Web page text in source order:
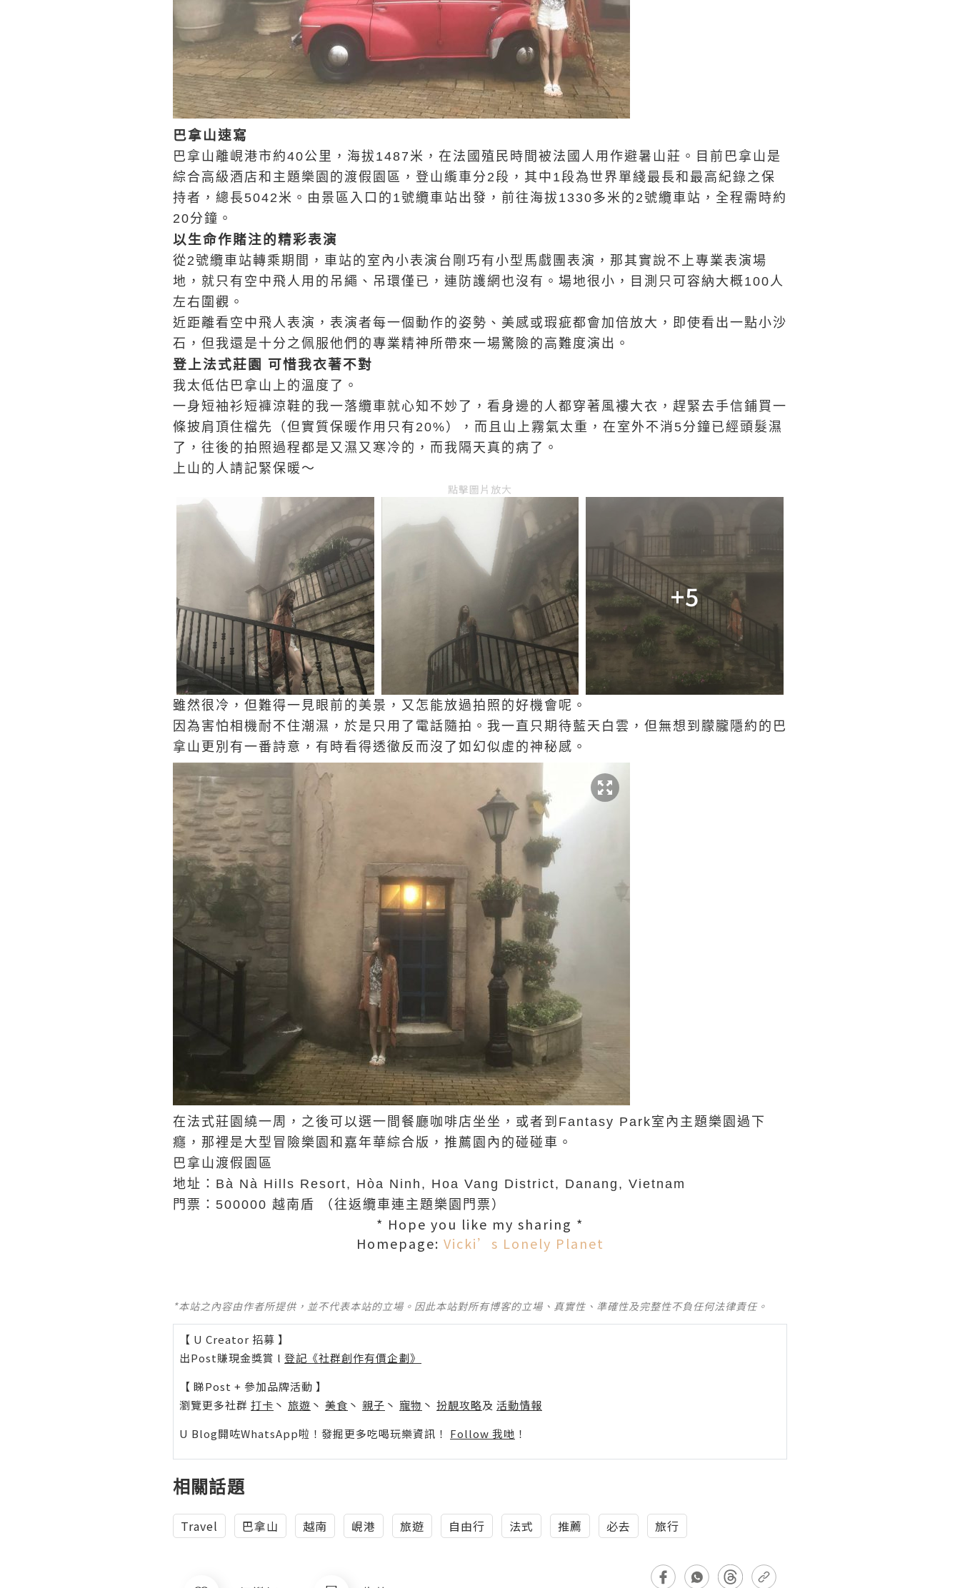
巴拿山速寫
巴拿山離峴港市約40公里，海拔1487米，在法國殖民時間被法國人用作避暑山莊。目前巴拿山是
綜合高級酒店和主題樂園的渡假園區，登山䌫車分2段，其中1段為世界單綫最長和最高紀錄之保
持者，總長5042米。由景區入口的1號纜車站出發，前往海拔1330多米的2號纜車站，全程需時約
20分鐘。
以生命作賭注的精彩表演
從2號纜車站轉乘期間，車站的室內小表演台剛巧有小型馬戲團表演，那其實說不上專業表演場
地，就只有空中飛人用的吊繩、吊環僅已，連防護網也沒有。場地很小，目測只可容納大概100人
左右圍觀。
近距離看空中飛人表演，表演者每一個動作的姿勢、美感或瑕疵都會加倍放大，即使看出一點小沙
石，但我還是十分之佩服他們的專業精神所帶來一場驚險的高難度演出。
登上法式莊園 可惜我衣著不對
我太低估巴拿山上的溫度了。
一身短袖衫短褲涼鞋的我一落纜車就心知不妙了，看身邊的人都穿著風褸大衣，趕緊去手信鋪買一
條披肩頂住檔先（但實質保暖作用只有20%），而且山上霧氣太重，在室外不消5分鐘已經頭髮濕
了，往後的拍照過程都是又濕又寒冷的，而我隔天真的病了。
上山的人請記緊保暖～
點擊圖片放大
+5
雖然很冷，但難得一見眼前的美景，又怎能放過拍照的好機會呢。
因為害怕相機耐不住潮濕，於是只用了電話隨拍。我一直只期待藍天白雲，但無想到朦朧隱約的巴
拿山更別有一番詩意，有時看得透徹反而沒了如幻似虛的神秘感。
在法式莊園繞一周，之後可以選一間餐廳咖啡店坐坐，或者到Fantasy Park室內主題樂園過下
癮，那裡是大型冒險樂園和嘉年華綜合版，推薦園內的碰碰車。
巴拿山渡假園區
地址：Bà Nà Hills Resort, Hòa Ninh, Hoa Vang District, Danang, Vietnam
門票：500000 越南盾 （往返纜車連主題樂園門票）
* Hope you like my sharing *
Homepage: Vicki’s Lonely Planet
*本站之內容由作者所提供，並不代表本站的立場。因此本站對所有博客的立場、真實性、準確性及完整性不負任何法律責任。
【 U Creator 招募 】
出Post賺現金獎賞 l 登記《社群創作有價企劃》
【 睇Post + 參加品牌活動 】
瀏覽更多社群 打卡 丶 旅遊 丶 美食 丶 親子 丶 寵物 丶 扮靚攻略及 活動情報
U Blog開咗WhatsApp啦！發掘更多吃喝玩樂資訊！ Follow 我哋 ！
相關話題
Travel 巴拿山 越南 峴港 旅遊 自由行 法式 推薦 必去 旅行